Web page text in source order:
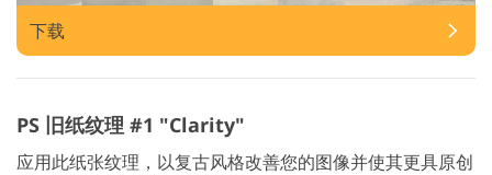
下载
PS 旧纸纹理 #1 "Clarity"
应用此纸张纹理，以复古风格改善您的图像并使其更具原创